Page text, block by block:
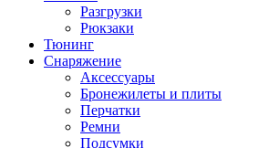
Разгрузки
Рюкзаки
Тюнинг
Снаряжение
Аксессуары
Бронежилеты и плиты
Перчатки
Ремни
Подсумки